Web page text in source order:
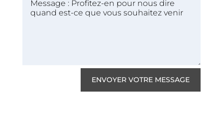
ENVOYER VOTRE MESSAGE